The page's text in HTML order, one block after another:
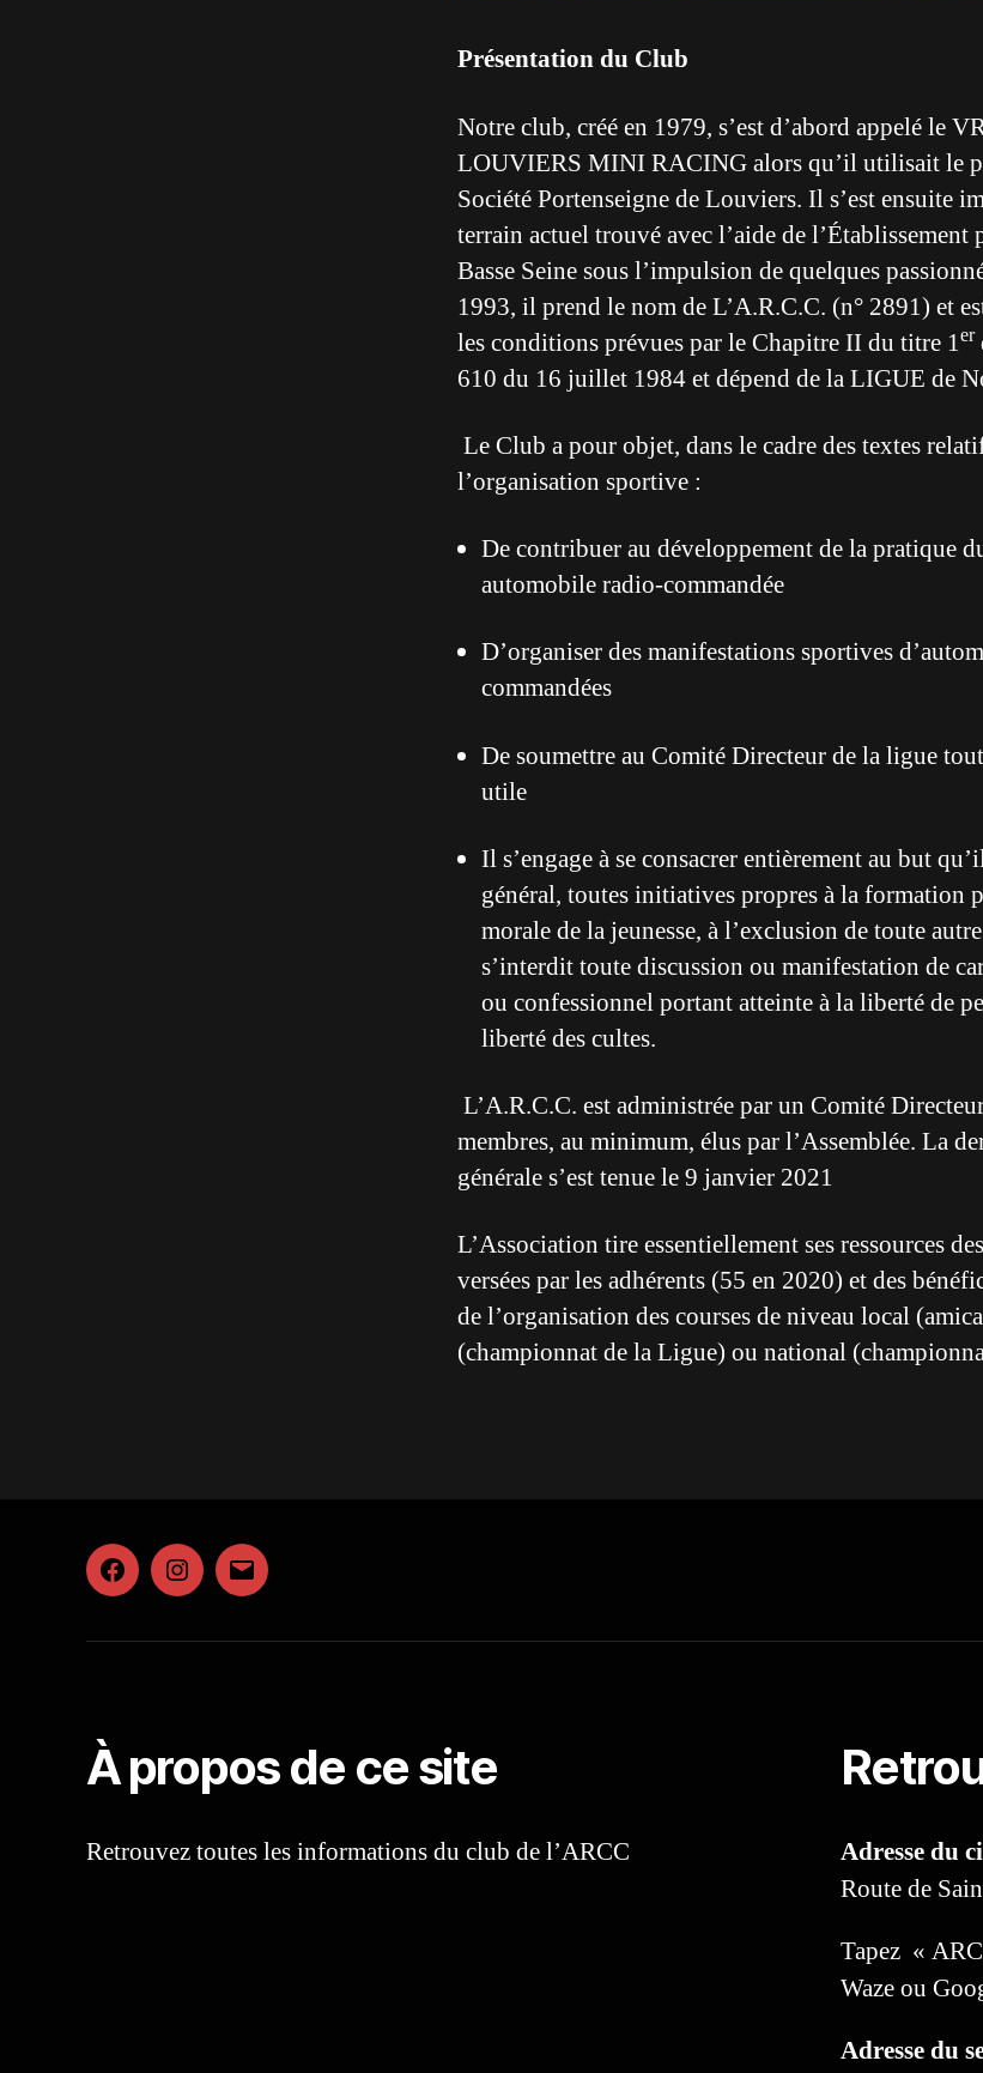
Présentation du Club
Notre club, créé en 1979, s’est d’abord appelé le
LOUVIERS MINI RACING alors qu’il utilisait le
Société Portenseigne de Louviers. Il s’est ensuite
terrain actuel trouvé avec l’aide de l’Établissement
Basse Seine sous l’impulsion de quelques
1993, il prend le nom de L’A.R.C.C. (n° 2891) et
les conditions prévues par le Chapitre II du titre 1er
610 du 16 juillet 1984 et dépend de la LIGUE de
Le Club a pour objet, dans le cadre des textes
l’organisation sportive :
De contribuer au développement de la pratique
automobile radio-commandée
D’organiser des manifestations sportives
commandées
De soumettre au Comité Directeur de la ligue
utile
Il s’engage à se consacrer entièrement au but
général, toutes initiatives propres à la formation
morale de la jeunesse, à l’exclusion de toute
s’interdit toute discussion ou manifestation de
ou confessionnel portant atteinte à la liberté de
liberté des cultes.
L’A.R.C.C. est administrée par un Comité
membres, au minimum, élus par l’Assemblée. La
générale s’est tenue le 9 janvier 2021
L’Association tire essentiellement ses ressources
versées par les adhérents (55 en 2020) et des
de l’organisation des courses de niveau local
(championnat de la Ligue) ou national
FacebookInstagram
E-
À propos de ce site
Retrouvez toutes les informations du club de l’ARCC
Adresse du
Route de
Tapez «
Waze ou
Adresse du